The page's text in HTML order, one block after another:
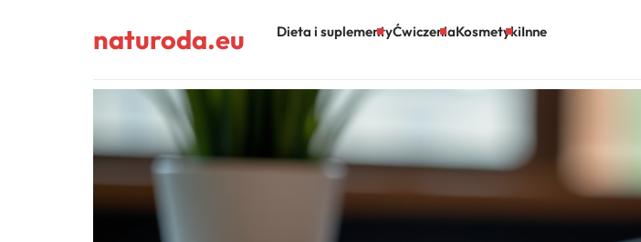
naturoda.eu Dieta i suplementyĆwiczeniaKosmetykiInne